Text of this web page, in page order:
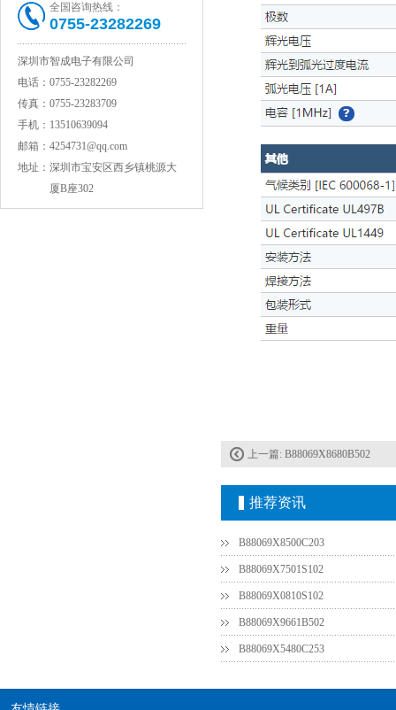
村田电感LQW15AN47NG80D
全国咨询热线：
0755-23282269
深圳市智成电子有限公司
电话： 0755-23282269
传真： 0755-23283709
手机： 13510639094
邮箱： 4254731@qq.com
地址： 深圳市宝安区西乡镇桃源大
厦B座302
上一篇: B88069X8680B502
推荐资讯
B88069X8500C203
B88069X7501S102
B88069X0810S102
B88069X9661B502
B88069X5480C253